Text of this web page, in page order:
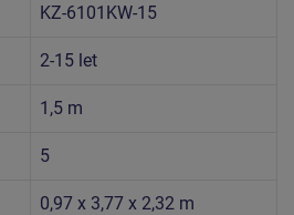
KZ-6101KW-15
2-15 let
1,5 m
5
0,97 x 3,77 x 2,32 m